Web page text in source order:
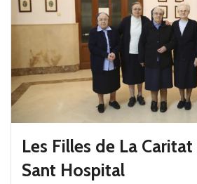
Les Filles de La
Sant Hospital